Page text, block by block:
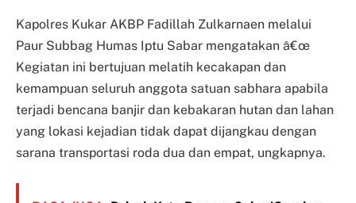
Kapolres Kukar AKBP Fadillah Zulkarnaen melalui
Paur Subbag Humas Iptu Sabar mengatakan â€œ
Kegiatan ini bertujuan melatih kecakapan dan
kemampuan seluruh anggota satuan sabhara apabila
terjadi bencana banjir dan kebakaran hutan dan lahan
yang lokasi kejadian tidak dapat dijangkau dengan
sarana transportasi roda dua dan empat, ungkapnya.